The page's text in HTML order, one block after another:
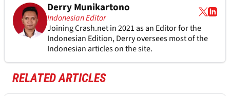
Derry Munikartono
Indonesian Editor
Joining Crash.net in 2021 as an Editor for the
Indonesian Edition, Derry oversees most of the
Indonesian articles on the site.
RELATED ARTICLES